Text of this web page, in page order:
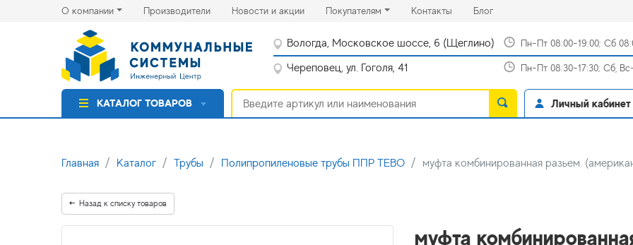
О компании Производители(current)Новости и акции(current)Покупателям Контакты(current)
Блог(current)
Вологда, Московское шоссе, 6 (Щеглино) Пн-Пт 08:00-19:00; Сб
Череповец, ул. Гоголя, 41 Пн-Пт 08:30-17:30; Сб,
КАТАЛОГ ТОВАРОВ Личный кабинет
Главная Каталог Трубы Полипропиленовые трубы ППР TEBO муфта комбинированная разьем.
Назад к списку товаров
муфта